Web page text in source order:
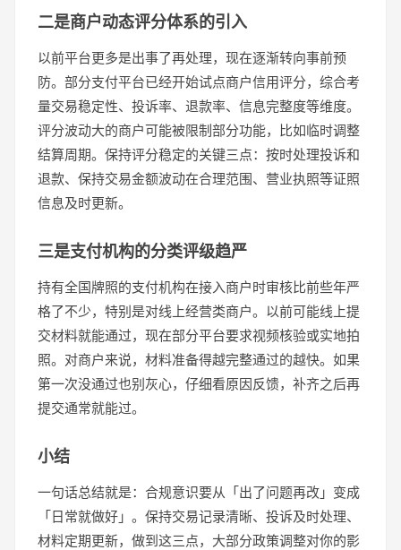
二是商户动态评分体系的引入
以前平台更多是出事了再处理，现在逐渐转向事前预
防。部分支付平台已经开始试点商户信用评分，综合考
量交易稳定性、投诉率、退款率、信息完整度等维度。
评分波动大的商户可能被限制部分功能，比如临时调整
结算周期。保持评分稳定的关键三点：按时处理投诉和
退款、保持交易金额波动在合理范围、营业执照等证照
信息及时更新。
三是支付机构的分类评级趋严
持有全国牌照的支付机构在接入商户时审核比前些年严
格了不少，特别是对线上经营类商户。以前可能线上提
交材料就能通过，现在部分平台要求视频核验或实地拍
照。对商户来说，材料准备得越完整通过的越快。如果
第一次没通过也别灰心，仔细看原因反馈，补齐之后再
提交通常就能过。
小结
一句话总结就是：合规意识要从「出了问题再改」变成
「日常就做好」。保持交易记录清晰、投诉及时处理、
材料定期更新，做到这三点，大部分政策调整对你的影